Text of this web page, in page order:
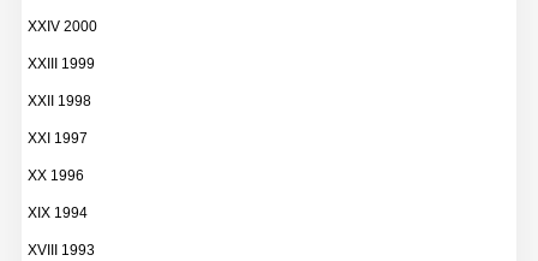
XXIV 2000
XXIII 1999
XXII 1998
XXI 1997
XX 1996
XIX 1994
XVIII 1993